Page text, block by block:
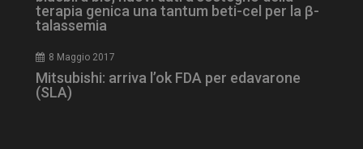
terapia genica una tantum beti-cel per la β-
talassemia
8 Maggio 2017
Mitsubishi: arriva l’ok FDA per edavarone
(SLA)
.www.dailyhealthindustry.it